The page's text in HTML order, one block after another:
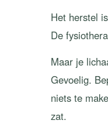
Het herstel
De
Maar je
Gevoelig.
niets te
zat.